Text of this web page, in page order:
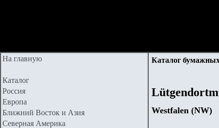
На главную
Каталог
Россия
Европа
Ближний Восток и Азия
Северная Америка
Каталог
Westfalen (NW)